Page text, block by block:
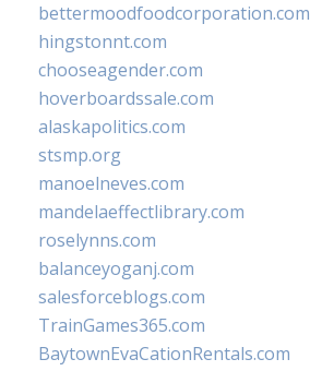
bettermoodfoodcorporation.com
hingstonnt.com
chooseagender.com
hoverboardssale.com
alaskapolitics.com
stsmp.org
manoelneves.com
mandelaeffectlibrary.com
roselynns.com
balanceyoganj.com
salesforceblogs.com
TrainGames365.com
BaytownEvaCationRentals.com